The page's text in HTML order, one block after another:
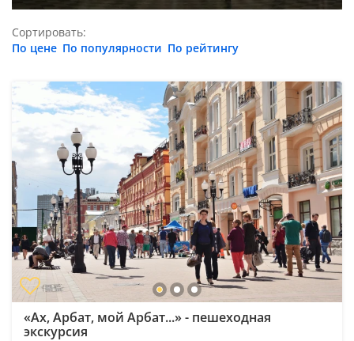
Сортировать:
По цене По популярности По рейтингу
«Ах, Арбат, мой Арбат...» - пешеходная
экскурсия